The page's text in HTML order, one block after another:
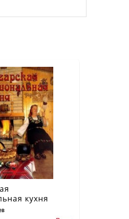
кухня